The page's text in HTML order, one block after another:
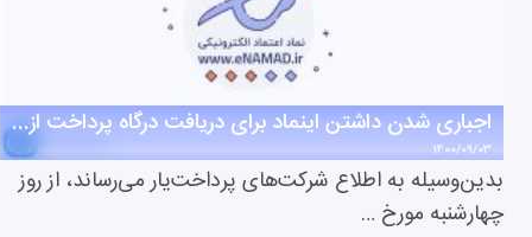
اجباری شدن داشتن اینماد برای دریافت درگاه پرداخت از فردا و سرنوشت صرافی های ارز دیجیتال
1400/09/03
بدین‌وسیله به اطلاع شرکت‌های پرداخت‌یار می‌رساند، از روز
چهارشنبه مورخ …